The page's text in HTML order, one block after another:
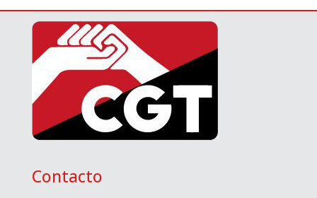
Contacto